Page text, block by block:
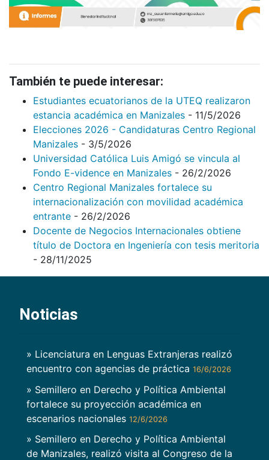
También te puede interesar:
Estudiantes ecuatorianos de la UTEQ realizaron
estancia académica en Manizales - 11/5/2026
Elecciones 2026 - Candidaturas Centro Regional
Manizales - 3/5/2026
Universidad Católica Luis Amigó se vincula al
Fondo E-vidence en Manizales - 26/2/2026
Centro Regional Manizales fortalece su
internacionalización con movilidad académica
entrante - 26/2/2026
Docente de Negocios Internacionales obtiene
título de Doctora en Ingeniería con tesis meritoria
- 28/11/2025
Noticias
» Licenciatura en Lenguas Extranjeras realizó
encuentro con agencias de práctica 16/6/2026
» Semillero en Derecho y Política Ambiental
fortalece su proyección académica en
escenarios nacionales 12/6/2026
» Semillero en Derecho y Política Ambiental
de Manizales, realizó visita al Congreso de la